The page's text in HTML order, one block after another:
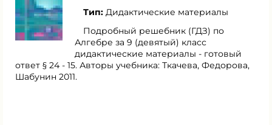
Тип: Дидактические материалы
Подробный решебник (ГДЗ) по
Алгебре за 9 (девятый) класс
дидактические материалы - готовый
ответ § 24 - 15. Авторы учебника: Ткачева, Федорова,
Шабунин 2011.